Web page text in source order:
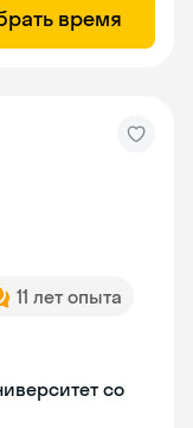
время
11 лет опыта
со